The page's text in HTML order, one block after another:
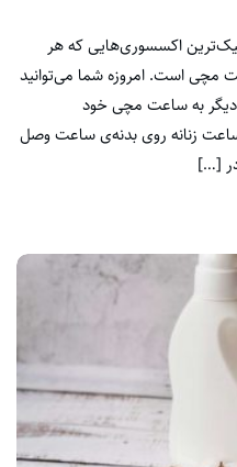
اکسسوری‌هایی که هر
مچی است. امروزه شما می‌توانید
به ساعت مچی خود
ساعت زنانه روی بدنه‌ی ساعت وصل
[…]